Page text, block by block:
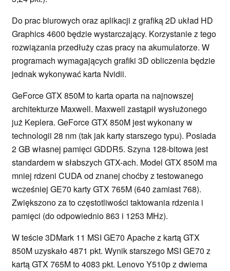
Do prac biurowych oraz aplikacji z grafiką 2D układ HD
Graphics 4600 będzie wystarczający. Korzystanie z tego
rozwiązania przedłuży czas pracy na akumulatorze. W
programach wymagających grafiki 3D obliczenia będzie
jednak wykonywać karta Nvidii.
GeForce GTX 850M to karta oparta na najnowszej
architekturze Maxwell. Maxwell zastąpił wysłużonego
już Keplera. GeForce GTX 850M jest wykonany w
technologii 28 nm (tak jak karty starszego typu). Posiada
2 GB własnej pamięci GDDR5. Szyna 128-bitowa jest
standardem w słabszych GTX-ach. Model GTX 850M ma
mniej rdzeni CUDA od znanej choćby z testowanego
wcześniej GE70 karty GTX 765M (640 zamiast 768).
Zwiększono za to częstotliwości taktowania rdzenia i
pamięci (do odpowiednio 863 i 1253 MHz).
W teście 3DMark 11 MSI GE70 Apache z kartą GTX
850M uzyskało 4871 pkt. Wynik starszego MSI GE70 z
kartą GTX 765M to 4083 pkt. Lenovo Y510p z dwiema